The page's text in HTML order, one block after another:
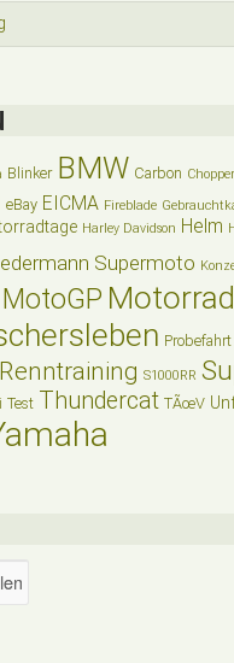
Blinker BMW Carbon Chopper
eBay EICMA Fireblade
Harley Davidson Helm
Supermoto
MotoGP Motorrad
Probefahrt
Renntraining S1000RR
Test Thundercat TÃœV